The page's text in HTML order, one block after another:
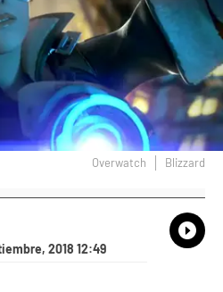
Overwatch Blizzard
2018 12:49